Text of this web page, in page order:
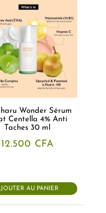
Wonder Sérum
Centella 4% Anti
Taches 30 ml
12.500 CFA
AU PANIER